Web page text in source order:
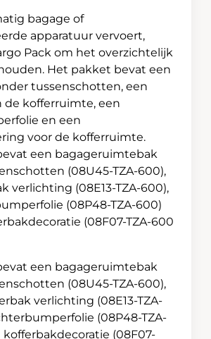
bagage of
apparatuur vervoert,
Pack om het overzichtelijk
Het pakket bevat een
tussenschotten, een
de kofferruimte, een
en een
voor de kofferruimte.
een bagageruimtebak
(08U45-TZA-600),
verlichting (08E13-TZA-600),
(08P48-TZA-600)
(08F07-TZA-600
een bagageruimtebak
(08U45-TZA-600),
verlichting (08E13-TZA-
(08P48-TZA-
(08F07-